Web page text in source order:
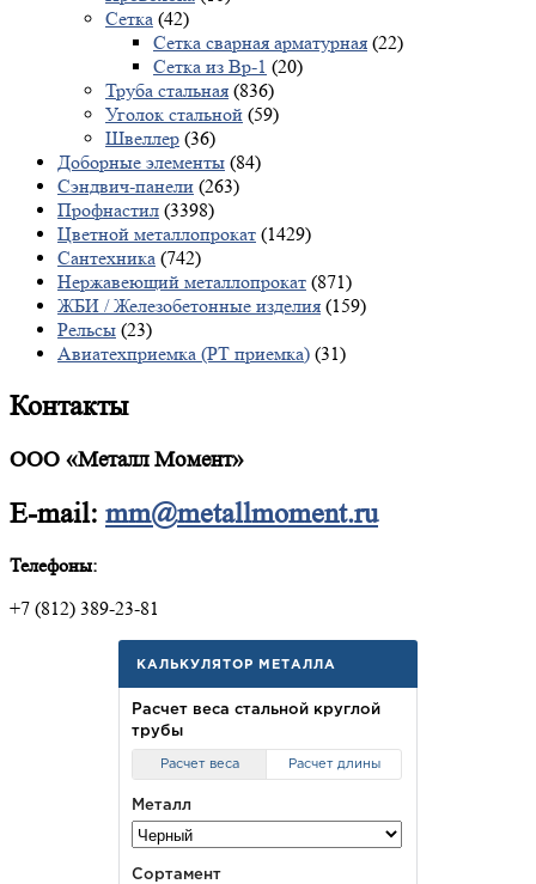
Сетка (42)
Сетка сварная арматурная (22)
Сетка из Вр-1 (20)
Труба стальная (836)
Уголок стальной (59)
Швеллер (36)
Доборные элементы (84)
Сэндвич-панели (263)
Профнастил (3398)
Цветной металлопрокат (1429)
Сантехника (742)
Нержавеющий металлопрокат (871)
ЖБИ / Железобетонные изделия (159)
Рельсы (23)
Авиатехприемка (РТ приемка) (31)
Контакты
ООО «Металл Момент»
E-mail: mm@metallmoment.ru
Телефоны:
+7 (812) 389-23-81